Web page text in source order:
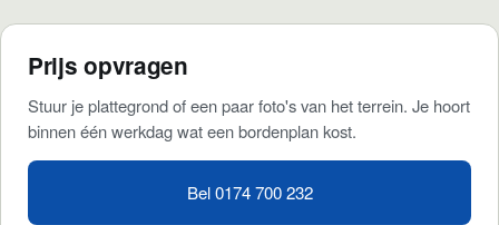
Prijs opvragen
Stuur je plattegrond of een paar foto's van het terrein. Je hoort
binnen één werkdag wat een bordenplan kost.
Bel 0174 700 232